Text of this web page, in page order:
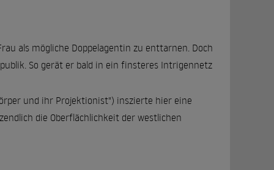
als mögliche Doppelagentin zu enttarnen. Doch
So gerät er bald in ein finsteres Intrigennetz
und ihr Projektionist") inszierte hier eine
die Oberflächlichkeit der westlichen